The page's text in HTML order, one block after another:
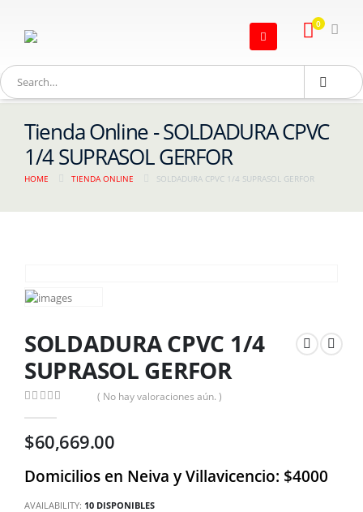
0
Tienda Online - SOLDADURA CPVC
1/4 SUPRASOL GERFOR
HOME TIENDA ONLINE SOLDADURA CPVC 1/4 SUPRASOL GERFOR
SOLDADURA CPVC 1/4
SUPRASOL GERFOR
( No hay valoraciones aún. )
$60,669.00
Domicilios en Neiva y Villavicencio: $4000
AVAILABILITY: 10 DISPONIBLES